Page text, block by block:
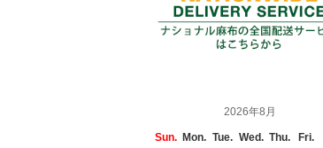
2026年8月
Sun. Mon. Tue. Wed. Thu. Fri.